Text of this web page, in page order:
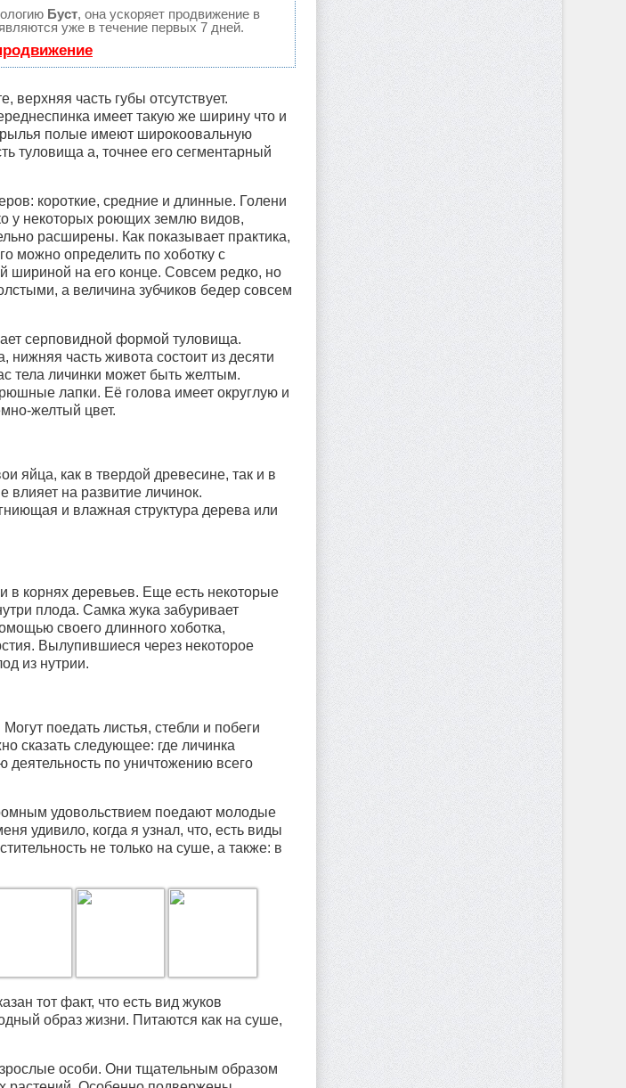
Буст, она ускоряет продвижение в
уже в течение первых 7 дней.
верхняя часть губы отсутствует.
имеет такую же ширину что и
полые имеют широкоовальную
туловища а, точнее его сегментарный
короткие, средние и длинные. Голени
у некоторых роющих землю видов,
расширены. Как показывает практика,
можно определить по хоботку с
шириной на его конце. Совсем редко, но
а величина зубчиков бедер совсем
серповидной формой туловища.
нижняя часть живота состоит из десяти
тела личинки может быть желтым.
лапки. Её голова имеет округлую и
желтый цвет.
яйца, как в твердой древесине, так и в
влияет на развитие личинок.
и влажная структура дерева или
в корнях деревьев. Еще есть некоторые
плода. Самка жука забуривает
своего длинного хоботка,
Вылупившиеся через некоторое
из нутрии.
поедать листья, стебли и побеги
сказать следующее: где личинка
деятельность по уничтожению всего
удовольствием поедают молодые
удивило, когда я узнал, что, есть виды
не только на суше, а также: в
тот факт, что есть вид жуков
образ жизни. Питаются как на суше,
особи. Они тщательным образом